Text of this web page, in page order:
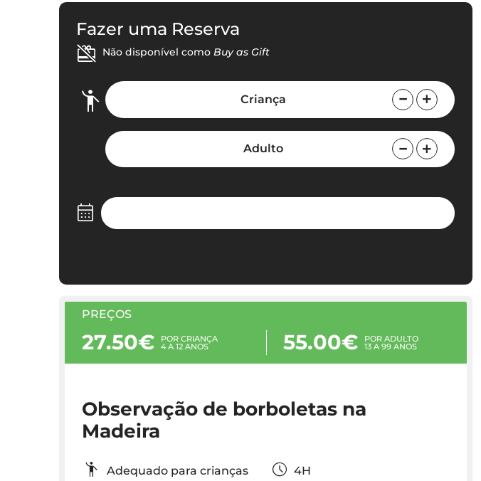
Fazer uma Reserva
Não disponível comoBuy as Gift
Criança
Adulto
PREÇOS
27.50€ POR CRIANÇA
4 A 12 ANOS 55.00€ POR ADULTO
13 A 99 ANOS
Observação de borboletas na
Madeira
Adequado para crianças
4H